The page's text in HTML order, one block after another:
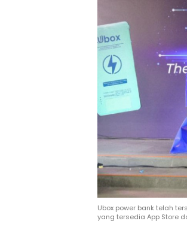
Ubox power bank telah
yang tersedia App Store